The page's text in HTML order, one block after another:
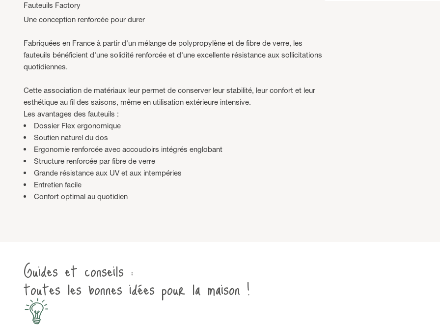
Fauteuils Factory
Une conception renforcée pour durer
Fabriquées en France à partir d'un mélange de polypropylène et de fibre de verre, les
fauteuils bénéficient d'une solidité renforcée et d'une excellente résistance aux sollicitations
quotidiennes.
Cette association de matériaux leur permet de conserver leur stabilité, leur confort et leur
esthétique au fil des saisons, même en utilisation extérieure intensive.
Les avantages des fauteuils :
Dossier Flex ergonomique
Soutien naturel du dos
Ergonomie renforcée avec accoudoirs intégrés englobant
Structure renforcée par fibre de verre
Grande résistance aux UV et aux intempéries
Entretien facile
Confort optimal au quotidien
Guides et conseils :
toutes les bonnes idées pour la maison !